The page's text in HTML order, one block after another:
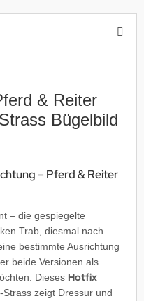
& Reiter
Bügelbild
– Pferd & Reiter
– die gespiegelte
Trab, diesmal nach
bestimmte Ausrichtung
beide Versionen als
Dieses Hotfix
zeigt Dressur und